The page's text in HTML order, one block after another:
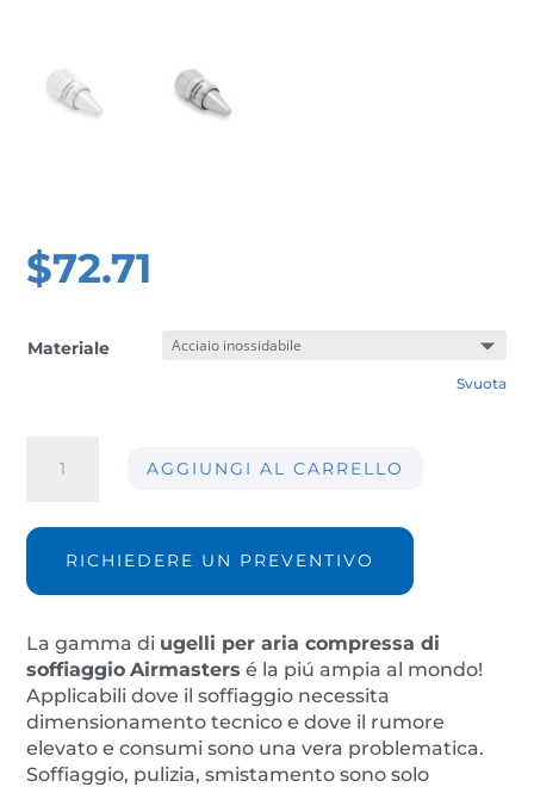
$72.71
Materiale
Svuota
compressa
M104FS
AGGIUNGI AL CARRELLO
RICHIEDERE UN PREVENTIVO
La gamma di ugelli per aria compressa di
soffiaggio Airmasters é la piú ampia al mondo!
Applicabili dove il soffiaggio necessita
dimensionamento tecnico e dove il rumore
elevato e consumi sono una vera problematica.
Soffiaggio, pulizia, smistamento sono solo